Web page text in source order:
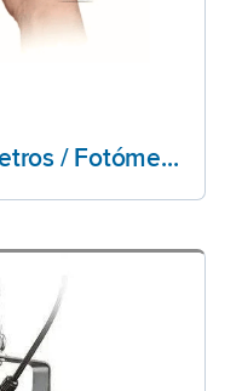
Spectro UV – Radiómetros / Fotómetros